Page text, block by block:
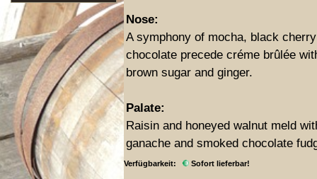
Nose:
A symphony of mocha, black
chocolate precede créme brûlée
brown sugar and ginger.
Palate:
Raisin and honeyed walnut meld
ganache and smoked chocolate
Verfügbarkeit: Sofort lieferbar!